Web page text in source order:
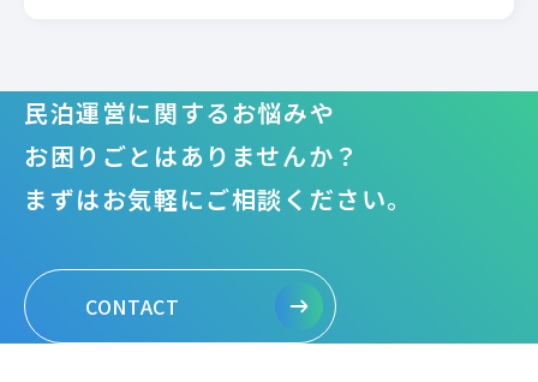
民泊運営に関するお悩みや
お困りごとはありませんか？
まずはお気軽にご相談ください。
CONTACT